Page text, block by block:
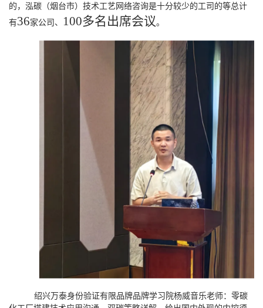
的，泓碳（烟台市）技术工艺网络咨询是十分较少的工司的等总计
有36家公司、 100多名出席会议。
绍兴万泰身份验证有限品牌品牌学习院杨威音乐老师：零碳